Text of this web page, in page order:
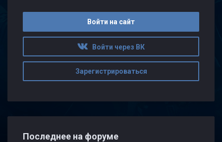
Войти на сайт
Войти через ВК
Зарегистрироваться
Последнее на форуме